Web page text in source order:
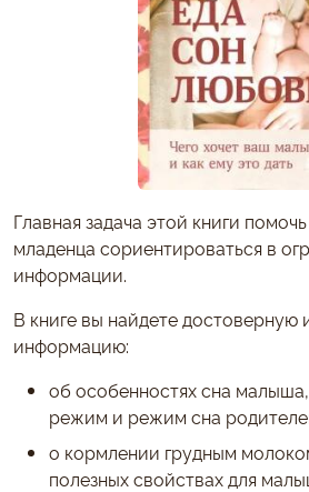
Главная задача этой книги
младенца сориентироваться в
информации.
В книге вы найдете достоверную
информацию:
об особенностях сна малыша,
режим и режим сна
о кормлении грудным
полезных свойствах для